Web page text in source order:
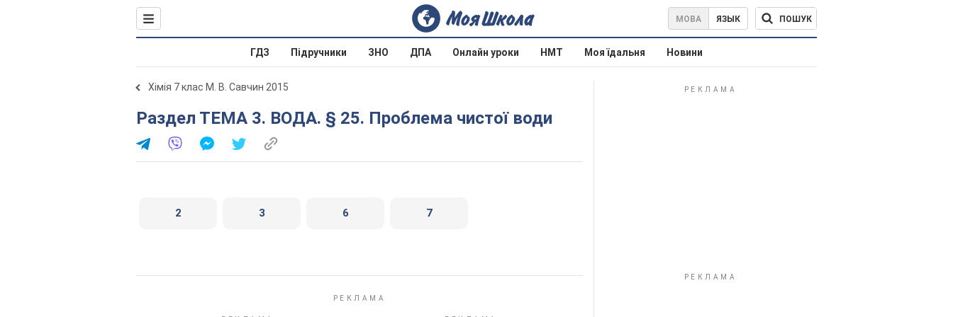
МОВА ЯЗЫК ПОШУК
ГДЗ Підручники ЗНО ДПА Онлайн уроки НМТ Моя їдальня Новини
Хімія 7 клас М. В. Савчин 2015
Раздел ТЕМА 3. ВОДА. § 25. Проблема чистої води
2 3 6 7